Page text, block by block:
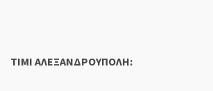
TIMI ΑΛΕΞΑΝΔΡΟΥΠΟΛΗ: